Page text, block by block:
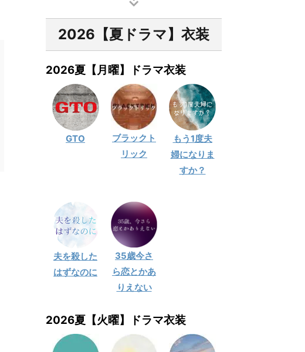
2026【夏ドラマ】衣装
2026夏【月曜】ドラマ衣装
GTO
ブラックト
リック
もう1度夫
婦になりま
すか？
夫を殺した
はずなのに
35歳今さ
ら恋とかあ
りえない
2026夏【火曜】ドラマ衣装